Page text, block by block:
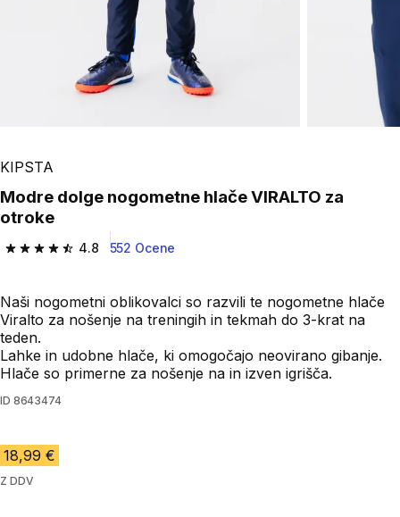
KIPSTA
Modre dolge nogometne hlače VIRALTO za
otroke
4.8
4.8 od 5 zvezdic from 552 ocene
552 Ocene
Naši nogometni oblikovalci so razvili te nogometne hlače
Viralto za nošenje na treningih in tekmah do 3-krat na
teden.
Lahke in udobne hlače, ki omogočajo neovirano gibanje.
Hlače so primerne za nošenje na in izven igrišča.
ID 8643474
18,99 €
Z DDV